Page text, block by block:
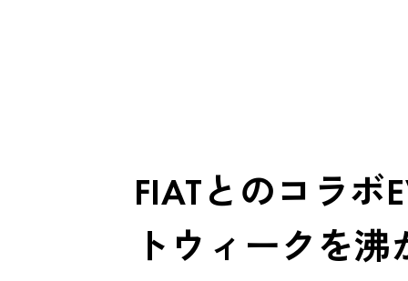
FIATとのコラ
トウィークを